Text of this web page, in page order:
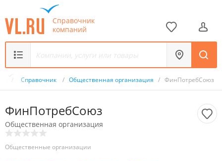
Справочник
компаний
/ Справочник / Общественная организация / ФинПотребСоюз
ФинПотребСоюз
Общественная организация
Общественные организации